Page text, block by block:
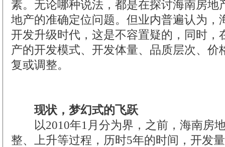
素。无论哪种说法，都是在探讨海南房地
地产的准确定位问题。但业内普遍认为，
开发升级时代，这是不容置疑的，同时，
产的开发模式、开发体量、品质层次、价
复或调整。
现状，梦幻式的飞跃
以2010年1月分为界，之前，海南房
整、上升等过程，历时5年的时间，开发